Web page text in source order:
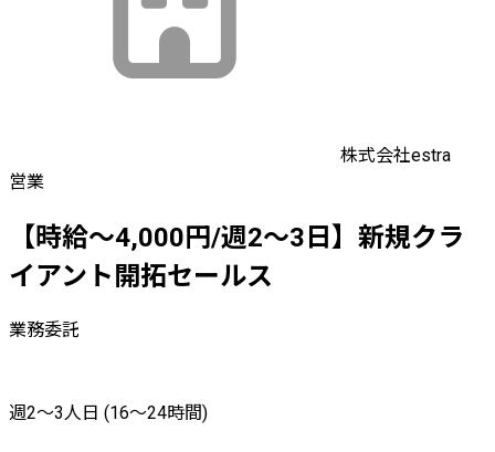
株式会社estra
営業
【時給〜4,000円/週2〜3日】新規クラ
イアント開拓セールス
業務委託
週2〜3人日 (16〜24時間)